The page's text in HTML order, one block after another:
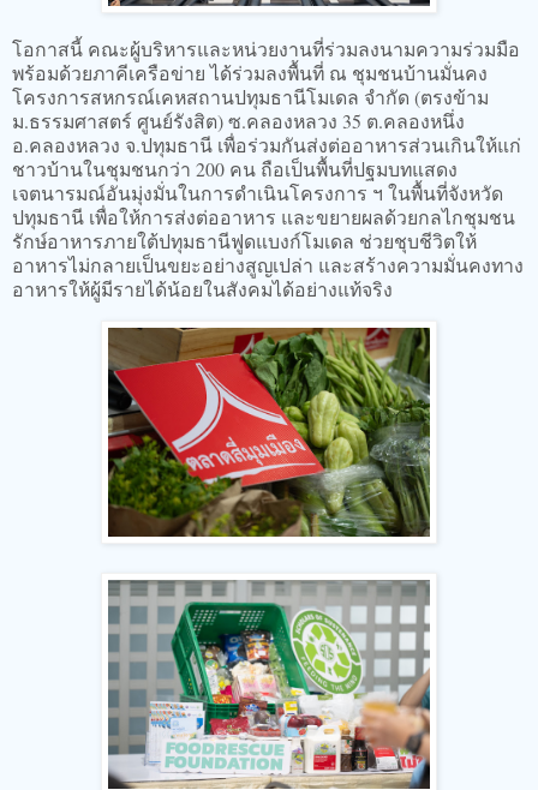
โอกาสนี้ คณะผู้บริหารและหน่วยงานที่ร่วมลงนามความร่วมมือ
พร้อมด้วยภาคีเครือข่าย ได้ร่วมลงพื้นที่ ณ ชุมชนบ้านมั่นคง
โครงการสหกรณ์เคหสถานปทุมธานีโมเดล จำกัด (ตรงข้าม
ม.ธรรมศาสตร์ ศูนย์รังสิต) ซ.คลองหลวง 35 ต.คลองหนึ่ง
อ.คลองหลวง จ.ปทุมธานี เพื่อร่วมกันส่งต่ออาหารส่วนเกินให้แก่
ชาวบ้านในชุมชนกว่า 200 คน ถือเป็นพื้นที่ปฐมบทแสดง
เจตนารมณ์อันมุ่งมั่นในการดำเนินโครงการ ฯ ในพื้นที่จังหวัด
ปทุมธานี เพื่อให้การส่งต่ออาหาร และขยายผลด้วยกลไกชุมชน
รักษ์อาหารภายใต้ปทุมธานีฟูดแบงก์โมเดล ช่วยชุบชีวิตให้
อาหารไม่กลายเป็นขยะอย่างสูญเปล่า และสร้างความมั่นคงทาง
อาหารให้ผู้มีรายได้น้อยในสังคมได้อย่างแท้จริง